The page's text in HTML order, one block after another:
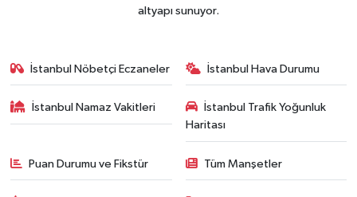
altyapı sunuyor.
İstanbul Nöbetçi Eczaneler İstanbul Hava Durumu
İstanbul Namaz Vakitleri
İstanbul Trafik Yoğunluk
Haritası
Puan Durumu ve Fikstür Tüm Manşetler